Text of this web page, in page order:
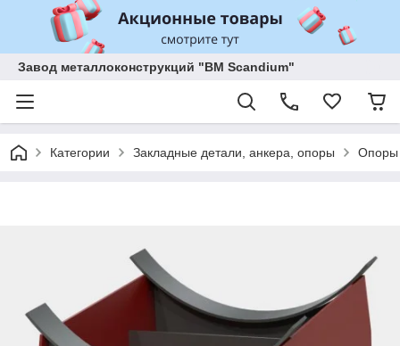
Завод металлоконструкций "BM Scandium"
Категории Закладные детали, анкера, опоры Опоры